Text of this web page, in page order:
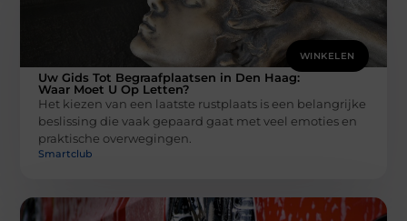
WINKELEN
Uw Gids Tot Begraafplaatsen in Den Haag:
Waar Moet U Op Letten?
Het kiezen van een laatste rustplaats is een belangrijke
beslissing die vaak gepaard gaat met veel emoties en
praktische overwegingen.
Smartclub